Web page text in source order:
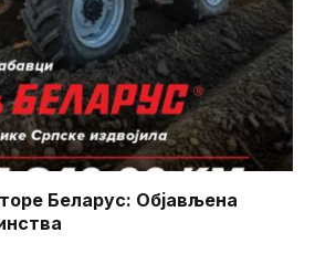
Беларус: Објављена